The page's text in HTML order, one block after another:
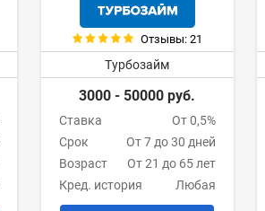
Отзывы: 21
Турбозайм
3000 - 50000 руб.
Ставка
От 0,5%
Срок
От 7 до 30 дней
Возраст
От 21 до 65 лет
Кред. история
Любая